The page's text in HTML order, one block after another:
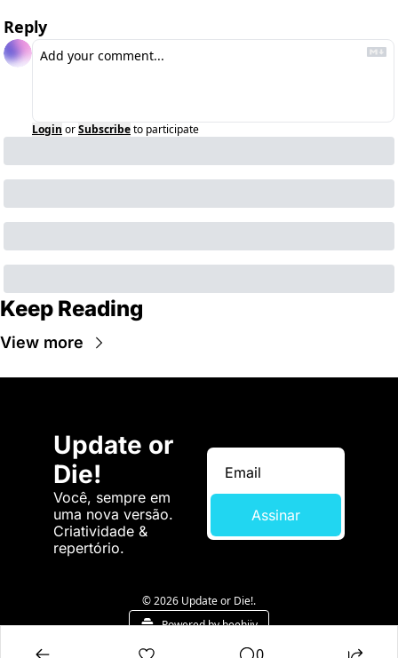
Reply
Login orSubscribeto participate
Keep Reading
View more
Update or
Die!
Você, sempre em
uma nova versão.
Criatividade &
repertório.
Assinar
© 2026 Update or Die!.
Powered by beehiiv